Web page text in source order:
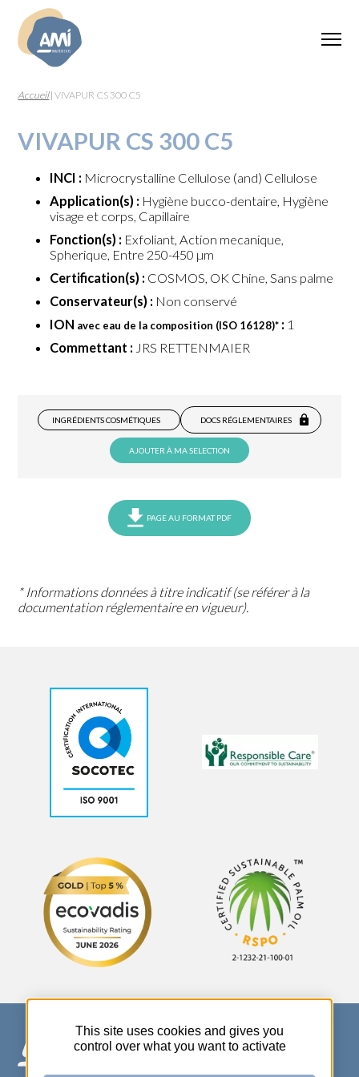
Accueil|VIVAPUR CS 300 C5
VIVAPUR CS 300 C5
INCI : Microcrystalline Cellulose (and) Cellulose
Application(s) : Hygiène bucco-dentaire, Hygiène
visage et corps, Capillaire
Fonction(s) : Exfoliant, Action mecanique,
Spherique, Entre 250-450 µm
Certification(s) : COSMOS, OK Chine, Sans palme
Conservateur(s) : Non conservé
ION avec eau de la composition (ISO 16128)* : 1
Commettant : JRS RETTENMAIER
INGRÉDIENTS COSMÉTIQUES DOCS RÉGLEMENTAIRES
AJOUTER À MA SELECTION
PAGE AU FORMAT PDF
* Informations données à titre indicatif (se référer à la
documentation réglementaire en vigueur).
This site uses cookies and gives you
control over what you want to activate